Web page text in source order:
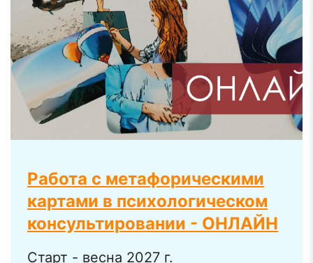
Работа с метафорическими
картами в психологическом
консультировании - ОНЛАЙН
Старт - весна 2027 г.